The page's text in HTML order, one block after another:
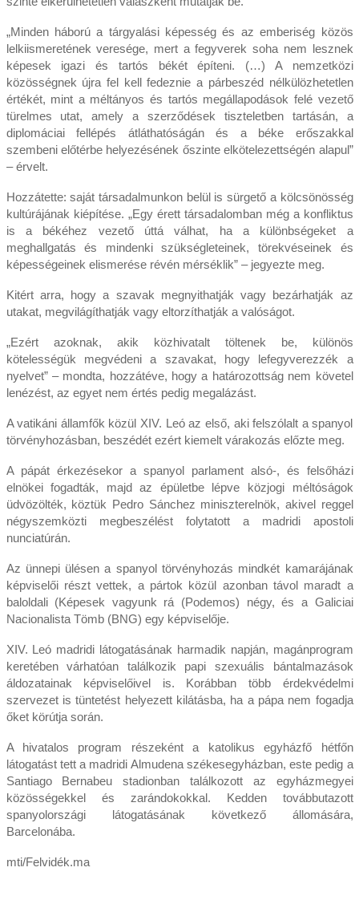
„Minden háború a tárgyalási képesség és az emberiség közös
lelkiismeretének veresége, mert a fegyverek soha nem lesznek
képesek igazi és tartós békét építeni. (…) A nemzetközi
közösségnek újra fel kell fedeznie a párbeszéd nélkülözhetetlen
értékét, mint a méltányos és tartós megállapodások felé vezető
türelmes utat, amely a szerződések tiszteletben tartásán, a
diplomáciai fellépés átláthatóságán és a béke erőszakkal
szembeni előtérbe helyezésének őszinte elkötelezettségén alapul”
– érvelt.
Hozzátette: saját társadalmunkon belül is sürgető a kölcsönösség
kultúrájának kiépítése. „Egy érett társadalomban még a konfliktus
is a békéhez vezető úttá válhat, ha a különbségeket a
meghallgatás és mindenki szükségleteinek, törekvéseinek és
képességeinek elismerése révén mérséklik” – jegyezte meg.
Kitért arra, hogy a szavak megnyithatják vagy bezárhatják az
utakat, megvilágíthatják vagy eltorzíthatják a valóságot.
„Ezért azoknak, akik közhivatalt töltenek be, különös
kötelességük megvédeni a szavakat, hogy lefegyverezzék a
nyelvet” – mondta, hozzátéve, hogy a határozottság nem követel
lenézést, az egyet nem értés pedig megalázást.
A vatikáni államfők közül XIV. Leó az első, aki felszólalt a spanyol
törvényhozásban, beszédét ezért kiemelt várakozás előzte meg.
A pápát érkezésekor a spanyol parlament alsó-, és felsőházi
elnökei fogadták, majd az épületbe lépve közjogi méltóságok
üdvözölték, köztük Pedro Sánchez miniszterelnök, akivel reggel
négyszemközti megbeszélést folytatott a madridi apostoli
nunciatúrán.
Az ünnepi ülésen a spanyol törvényhozás mindkét kamarájának
képviselői részt vettek, a pártok közül azonban távol maradt a
baloldali (Képesek vagyunk rá (Podemos) négy, és a Galiciai
Nacionalista Tömb (BNG) egy képviselője.
XIV. Leó madridi látogatásának harmadik napján, magánprogram
keretében várhatóan találkozik papi szexuális bántalmazások
áldozatainak képviselőivel is. Korábban több érdekvédelmi
szervezet is tüntetést helyezett kilátásba, ha a pápa nem fogadja
őket körútja során.
A hivatalos program részeként a katolikus egyházfő hétfőn
látogatást tett a madridi Almudena székesegyházban, este pedig a
Santiago Bernabeu stadionban találkozott az egyházmegyei
közösségekkel és zarándokokkal. Kedden továbbutazott
spanyolországi látogatásának következő állomására,
Barcelonába.
mti/Felvidék.ma